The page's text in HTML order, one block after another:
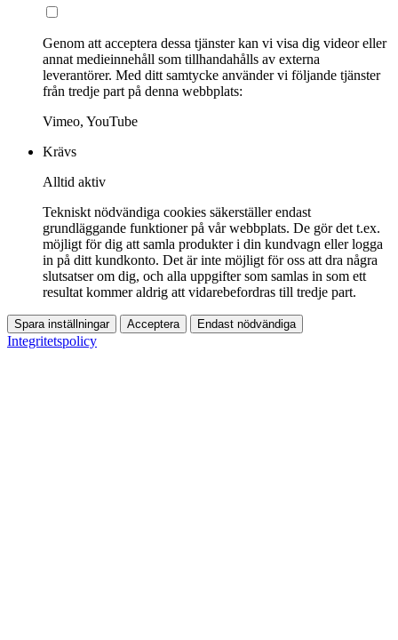
Genom att acceptera dessa tjänster kan vi visa dig videor eller
annat medieinnehåll som tillhandahålls av externa
leverantörer. Med ditt samtycke använder vi följande tjänster
från tredje part på denna webbplats:
Vimeo, YouTube
Krävs
Alltid aktiv
Tekniskt nödvändiga cookies säkerställer endast
grundläggande funktioner på vår webbplats. De gör det t.ex.
möjligt för dig att samla produkter i din kundvagn eller logga
in på ditt kundkonto. Det är inte möjligt för oss att dra några
slutsatser om dig, och alla uppgifter som samlas in som ett
resultat kommer aldrig att vidarebefordras till tredje part.
Spara inställningar Acceptera Endast nödvändiga
Integritetspolicy